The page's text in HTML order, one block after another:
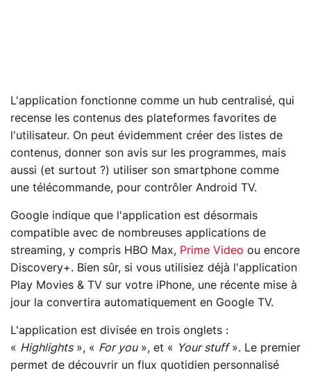
L'application fonctionne comme un hub centralisé, qui
recense les contenus des plateformes favorites de
l'utilisateur. On peut évidemment créer des listes de
contenus, donner son avis sur les programmes, mais
aussi (et surtout ?) utiliser son smartphone comme
une télécommande, pour contrôler Android TV.
Google indique que l'application est désormais
compatible avec de nombreuses applications de
streaming, y compris HBO Max, Prime Video ou encore
Discovery+. Bien sûr, si vous utilisiez déjà l'application
Play Movies & TV sur votre iPhone, une récente mise à
jour la convertira automatiquement en Google TV.
L'application est divisée en trois onglets :
« Highlights», « For you», et « Your stuff». Le premier
permet de découvrir un flux quotidien personnalisé